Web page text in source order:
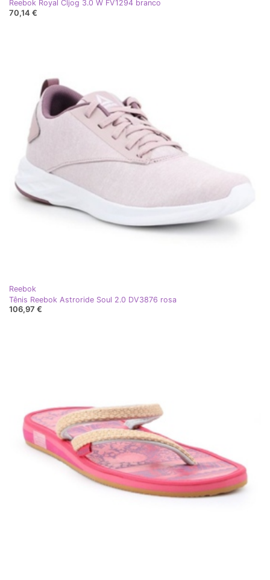
Reebok Royal Cljog 3.0 W FV1294 branco
70,14 €
Reebok
Tênis Reebok Astroride Soul 2.0 DV3876 rosa
106,97 €